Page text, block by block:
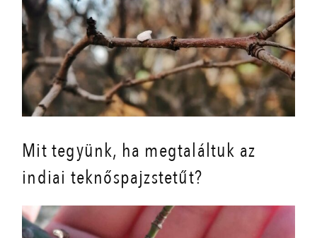
Mit tegyünk, ha megtaláltuk az
indiai teknőspajzstetűt?